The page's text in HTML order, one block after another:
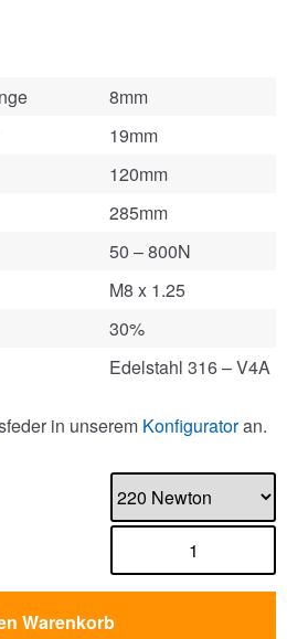
8mm
19mm
120mm
285mm
50 – 800N
M8 x 1.25
30%
Edelstahl 316 – V4A
in unserem Konfiguratoran.
Warenkorb